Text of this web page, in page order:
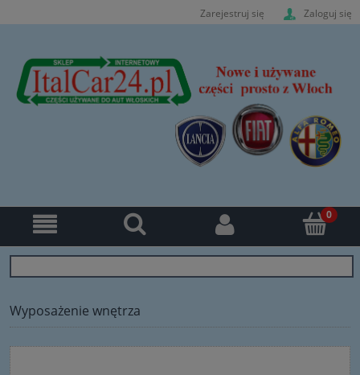
Zarejestruj się Zaloguj się
Wyposażenie wnętrza